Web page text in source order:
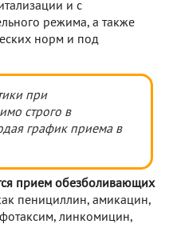
и с
режима, а также
норм и под
при
строго в
график приема в
прием обезболивающих
пенициллин, амикацин,
линкомицин,